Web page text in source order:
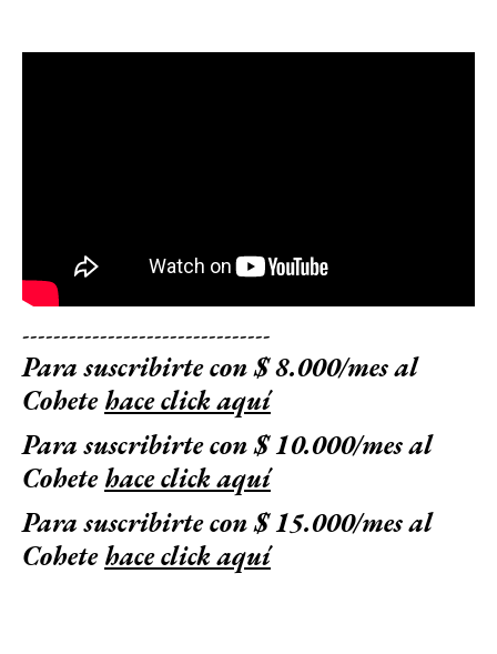
--------------------------------
Para suscribirte con $ 8.000/mes al
Cohetehace click aquí
Para suscribirte con $ 10.000/mes al
Cohetehace click aquí
Para suscribirte con $ 15.000/mes al
Cohetehace click aquí